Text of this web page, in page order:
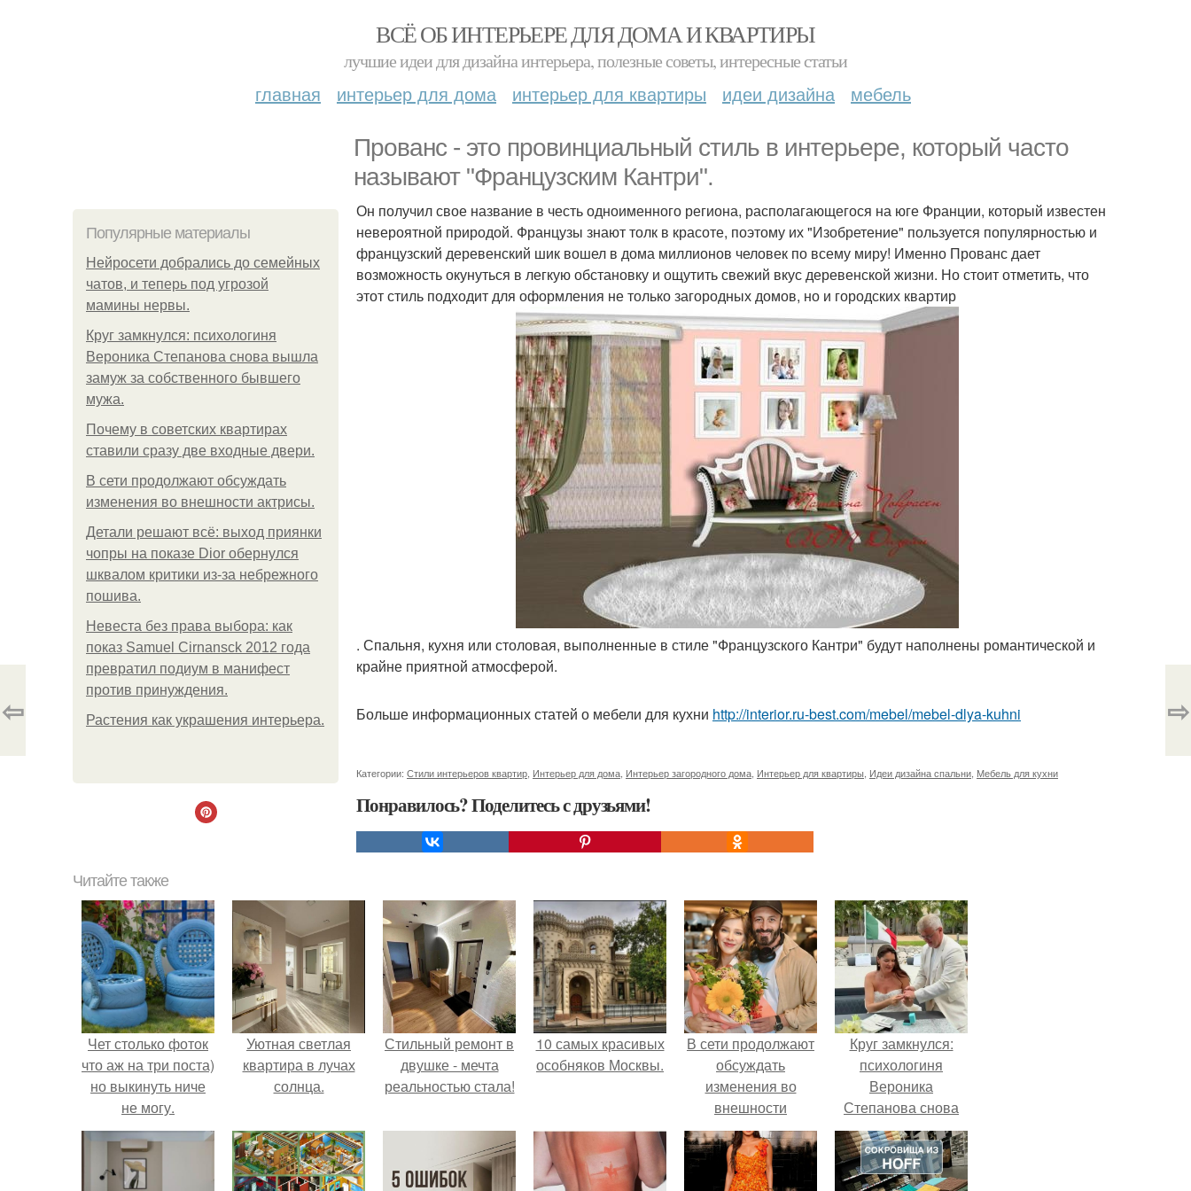
ВСЁ ОБ ИНТЕРЬЕРЕ ДЛЯ ДОМА И КВАРТИРЫ
лучшие идеи для дизайна интерьера, полезные советы, интересные статьи
главная интерьер для дома интерьер для квартиры идеи дизайна мебель
Прованс - это провинциальный стиль в интерьере, который часто
называют "Французским Кантри".
Популярные материалы
Нейросети добрались до семейных
чатов, и теперь под угрозой
мамины нервы.
Круг замкнулся: психологиня
Вероника Степанова снова вышла
замуж за собственного бывшего
мужа.
Почему в советских квартирах
ставили сразу две входные двери.
В сети продолжают обсуждать
изменения во внешности актрисы.
Детали решают всё: выход приянки
чопры на показе Dior обернулся
шквалом критики из-за небрежного
пошива.
Невеста без права выбора: как
показ Samuel Cirnansck 2012 года
превратил подиум в манифест
против принуждения.
Растения как украшения интерьера.
Он получил свое название в честь одноименного региона, располагающегося на юге Франции, который известен
невероятной природой. Французы знают толк в красоте, поэтому их "Изобретение" пользуется популярностью и
французский деревенский шик вошел в дома миллионов человек по всему миру! Именно Прованс дает
возможность окунуться в легкую обстановку и ощутить свежий вкус деревенской жизни. Но стоит отметить, что
этот стиль подходит для оформления не только загородных домов, но и городских квартир
. Спальня, кухня или столовая, выполненные в стиле "Французского Кантри" будут наполнены романтической и
крайне приятной атмосферой.
Больше информационных статей о мебели для кухни http://interior.ru-best.com/mebel/mebel-dlya-kuhni
Категории: Стили интерьеров квартир Интерьер для дома Интерьер загородного дома Интерьер для квартиры Идеи дизайна спальни Мебель для кухни
Понравилось? Поделитесь с друзьями!
⇦ ⇨
Читайте также
Чет столько фоток
что аж на три поста)
но выкинуть ниче
не могу.
Уютная светлая
квартира в лучах
солнца.
Стильный ремонт в
двушке - мечта
реальностью стала!
10 самых красивых
особняков Москвы.
В сети продолжают
обсуждать
изменения во
внешности
актрисы.
Круг замкнулся:
психологиня
Вероника
Степанова снова
вышла замуж за
собственного
бывшего мужа.